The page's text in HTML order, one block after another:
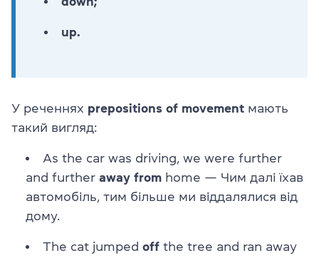
up.
У реченнях prepositions of movement мають
такий вигляд:
As the car was driving, we were further
and further away from home — Чим далі їхав
автомобіль, тим більше ми віддалялися від
дому.
The cat jumped off the tree and ran away